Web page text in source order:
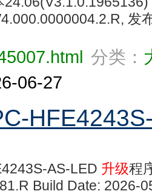
发
分类：
06-27
AS-LED 升级程
Build Date: 2026-